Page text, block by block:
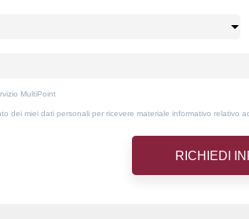
MultiPoint
dei miei dati personali per ricevere materiale informativo relativo